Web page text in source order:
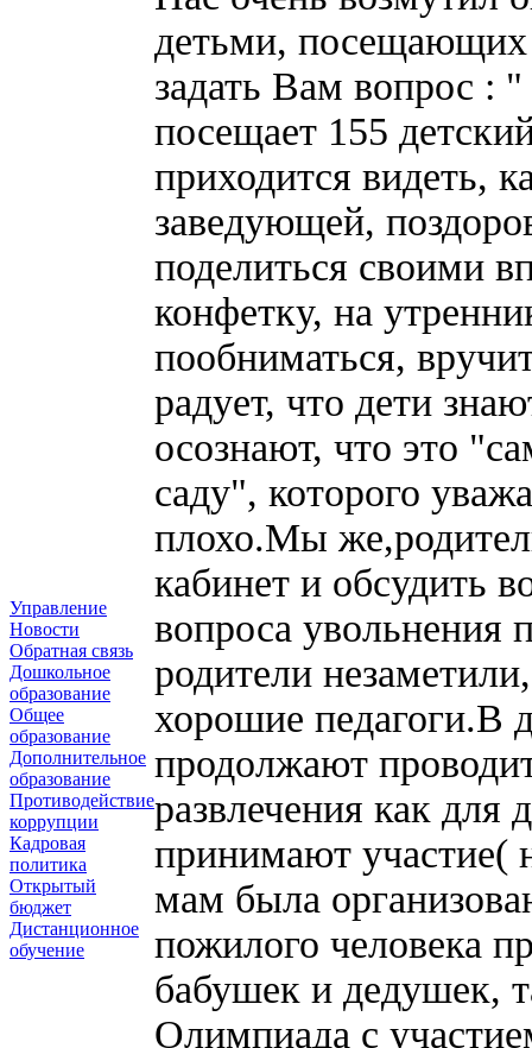
Управление
Новости
Обратная связь
Дошкольное
образование
Общее
образование
Дополнительное
образование
Противодействие
коррупции
Кадровая
политика
Открытый
бюджет
Дистанционное
обучение
детьми, посещающих
задать Вам вопрос :
посещает 155
приходится видеть,
заведующей,
поделиться своими
конфетку, на
пообниматься,
радует, что дети
осознают, что это
саду", которого
плохо.Мы
кабинет и обсудить
вопроса увольнения
родители
хорошие педагоги.В
продолжают
развлечения как для
принимают участие(
мам была
пожилого человека
бабушек и дедушек,
Олимпиада с